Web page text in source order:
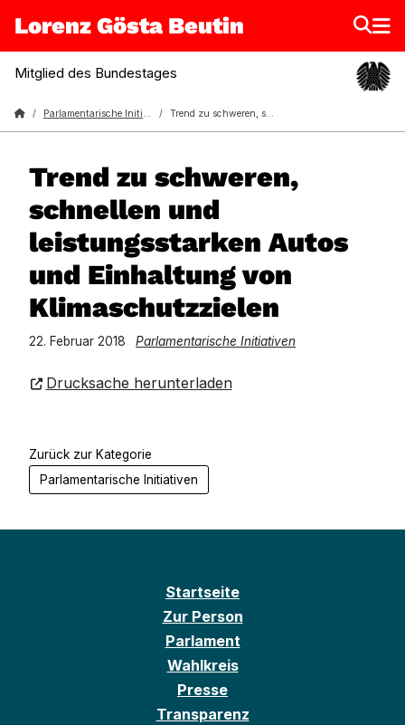
Lorenz Gösta Beutin
Mitglied des Bundestages
Lorenz Gösta Beutin
Parlamentarische Initiativen Trend zu schweren, schnellen und leistungsstarken Autos und Einhaltung von Klimaschutzzielen
Trend zu schweren,
schnellen und
leistungsstarken Autos
und Einhaltung von
Klimaschutzzielen
22. Februar 2018 Parlamentarische Initiativen
Drucksache herunterladen
Zurück zur Kategorie
Parlamentarische Initiativen
Startseite
Zur Person
Parlament
Wahlkreis
Presse
Transparenz